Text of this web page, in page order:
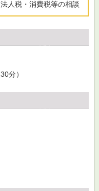
人税・消費税等の相談
分）